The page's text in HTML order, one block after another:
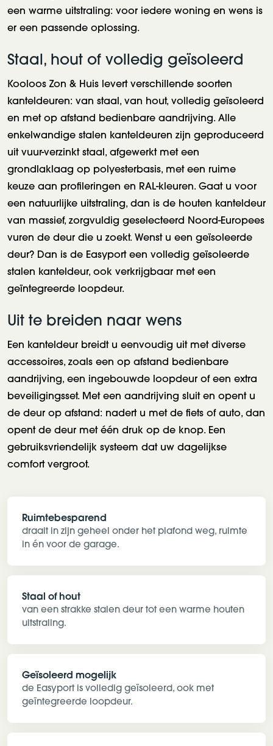
een warme uitstraling: voor iedere woning en wens is
er een passende oplossing.
Staal, hout of volledig geïsoleerd
Kooloos Zon & Huis levert verschillende soorten
kanteldeuren: van staal, van hout, volledig geïsoleerd
en met op afstand bedienbare aandrijving. Alle
enkelwandige stalen kanteldeuren zijn geproduceerd
uit vuur-verzinkt staal, afgewerkt met een
grondlaklaag op polyesterbasis, met een ruime
keuze aan profileringen en RAL-kleuren. Gaat u voor
een natuurlijke uitstraling, dan is de houten kanteldeur
van massief, zorgvuldig geselecteerd Noord-Europees
vuren de deur die u zoekt. Wenst u een geïsoleerde
deur? Dan is de Easyport een volledig geïsoleerde
stalen kanteldeur, ook verkrijgbaar met een
geïntegreerde loopdeur.
Uit te breiden naar wens
Een kanteldeur breidt u eenvoudig uit met diverse
accessoires, zoals een op afstand bedienbare
aandrijving, een ingebouwde loopdeur of een extra
beveiligingsset. Met een aandrijving sluit en opent u
de deur op afstand: nadert u met de fiets of auto, dan
opent de deur met één druk op de knop. Een
gebruiksvriendelijk systeem dat uw dagelijkse
comfort vergroot.
Ruimtebesparend
draait in zijn geheel onder het plafond weg, ruimte
in én voor de garage.
Staal of hout
van een strakke stalen deur tot een warme houten
uitstraling.
Geïsoleerd mogelijk
de Easyport is volledig geïsoleerd, ook met
geïntegreerde loopdeur.